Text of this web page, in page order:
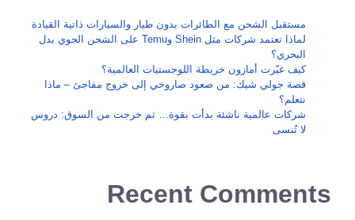
مستقبل الشحن مع الطائرات بدون طيار والسيارات ذاتية القيادة
لماذا تعتمد شركات مثل Shein وTemu على الشحن الجوي بدل
البحري؟
كيف غيّرت أمازون خريطة اللوجستيات العالمية؟
قصة جولي شيك: من صعود صاروخي إلى خروج مفاجئ – ماذا
نتعلم؟
شركات عالمية ناشئة بدأت بقوة… ثم خرجت من السوق: دروس
لا تُنسى
Recent Comments